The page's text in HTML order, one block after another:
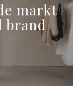
markt
brand